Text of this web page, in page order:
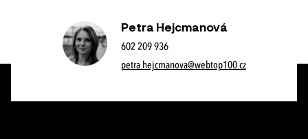
Petra Hejcmanová
602 209 936
petra.hejcmanova@webtop100.cz